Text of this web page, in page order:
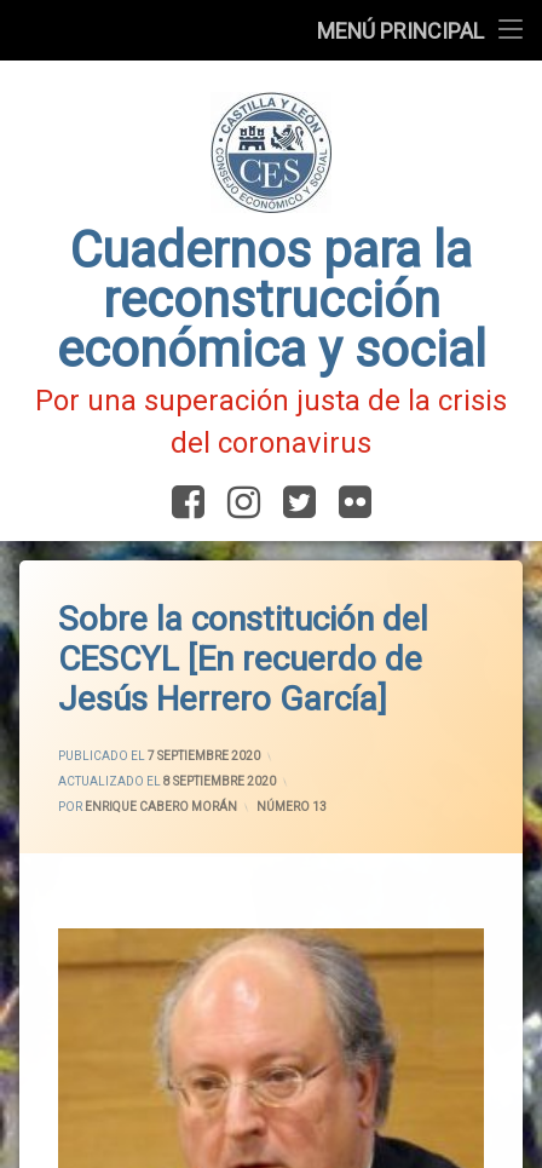
MENÚ PRINCIPAL
Cuadernos para la
reconstrucción
económica y social
Por una superación justa de la crisis
del coronavirus
FacebookInstagram
TwitterFlickr
Sobre la constitución del
CESCYL [En recuerdo de
Jesús Herrero García]
PUBLICADO EL 7 SEPTIEMBRE 2020
ACTUALIZADO EL 8 SEPTIEMBRE 2020
POR ENRIQUE CABERO MORÁN CATEGORÍAS:
NÚMERO 13